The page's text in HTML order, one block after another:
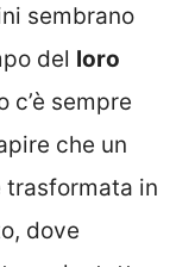
sembrano
del loro
c’è sempre
che un
trasformata in
dove